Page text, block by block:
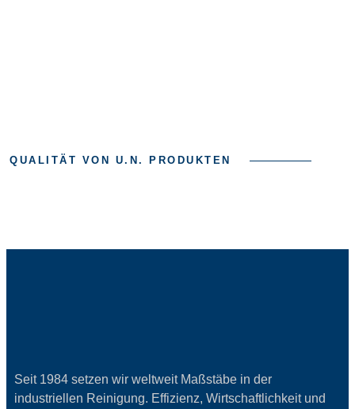
QUALITÄT VON U.N. PRODUKTEN
Seit 1984 setzen wir weltweit Maßstäbe in der
industriellen Reinigung. Effizienz, Wirtschaftlichkeit und